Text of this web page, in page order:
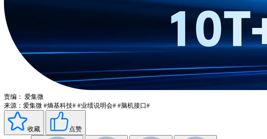
责编： 爱集微
来源：爱集微 #熵基科技# #业绩说明会# #脑机接口#
收藏 点赞